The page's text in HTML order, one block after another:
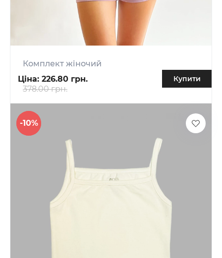
Комплект жіночий
Ціна: 226.80 грн.
378.00 грн.
Купити
-10%